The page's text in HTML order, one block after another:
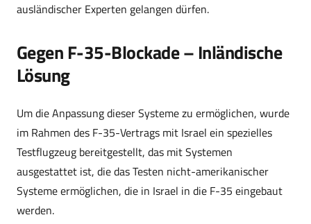
ausländischer Experten gelangen dürfen.
Gegen F-35-Blockade – Inländische
Lösung
Um die Anpassung dieser Systeme zu ermöglichen, wurde
im Rahmen des F-35-Vertrags mit Israel ein spezielles
Testflugzeug bereitgestellt, das mit Systemen
ausgestattet ist, die das Testen nicht-amerikanischer
Systeme ermöglichen, die in Israel in die F-35 eingebaut
werden.